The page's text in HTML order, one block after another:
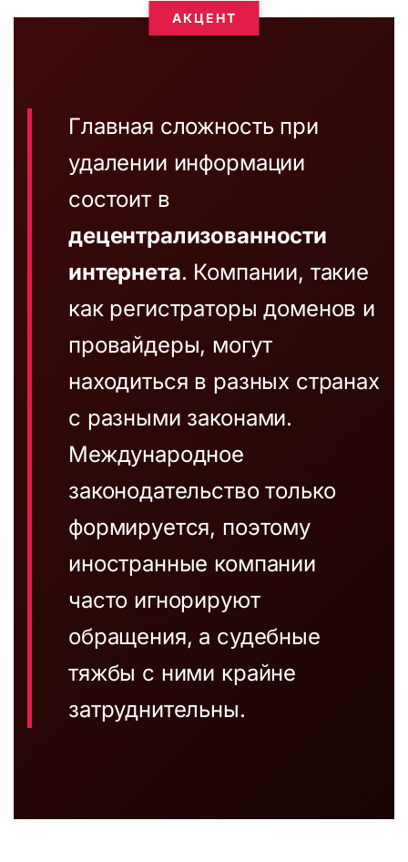
АКЦЕНТ
Главная сложность при
удалении информации
состоит в
децентрализованности
интернета. Компании, такие
как регистраторы доменов и
провайдеры, могут
находиться в разных странах
с разными законами.
Международное
законодательство только
формируется, поэтому
иностранные компании
часто игнорируют
обращения, а судебные
тяжбы с ними крайне
затруднительны.